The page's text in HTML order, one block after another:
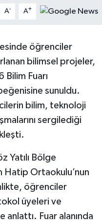
A- A+
öğrenciler
bilimsel projeler,
Fuarı
sunuldu.
bilim, teknoloji
sergilediği
Yatılı Bölge
Hatip Ortaokulu’nun
öğrenciler
üyeleri ve
anlattı. Fuar alanında